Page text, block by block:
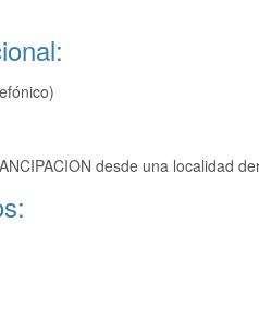
desde una localidad